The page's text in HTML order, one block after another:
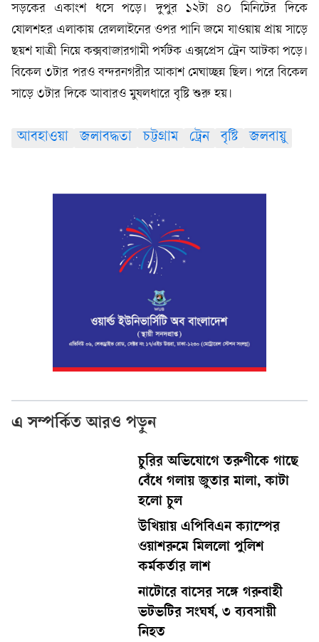
সড়কের একাংশ ধসে পড়ে। দুপুর ১২টা ৪০ মিনিটের দিকে
ষোলশহর এলাকায় রেললাইনের ওপর পানি জমে যাওয়ায় প্রায় সাড়ে
ছয়শ যাত্রী নিয়ে কক্সবাজারগামী পর্যটক এক্সপ্রেস ট্রেন আটকা পড়ে।
বিকেল ৩টার পরও বন্দরনগরীর আকাশ মেঘাচ্ছন্ন ছিল। পরে বিকেল
সাড়ে ৩টার দিকে আবারও মুষলধারে বৃষ্টি শুরু হয়।
আবহাওয়া জলাবদ্ধতা চট্টগ্রাম ট্রেন বৃষ্টি জলবায়ু
এ সম্পর্কিত আরও পড়ুন
চুরির অভিযোগে তরুণীকে গাছে
বেঁধে গলায় জুতার মালা, কাটা
হলো চুল
উখিয়ায় এপিবিএন ক্যাম্পের
ওয়াশরুমে মিললো পুলিশ
কর্মকর্তার লাশ
নাটোরে বাসের সঙ্গে গরুবাহী
ভটভটির সংঘর্ষ, ৩ ব্যবসায়ী
নিহত